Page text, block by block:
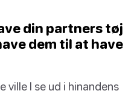
din partners tøj
dem til at have
ville I se ud i hinandens